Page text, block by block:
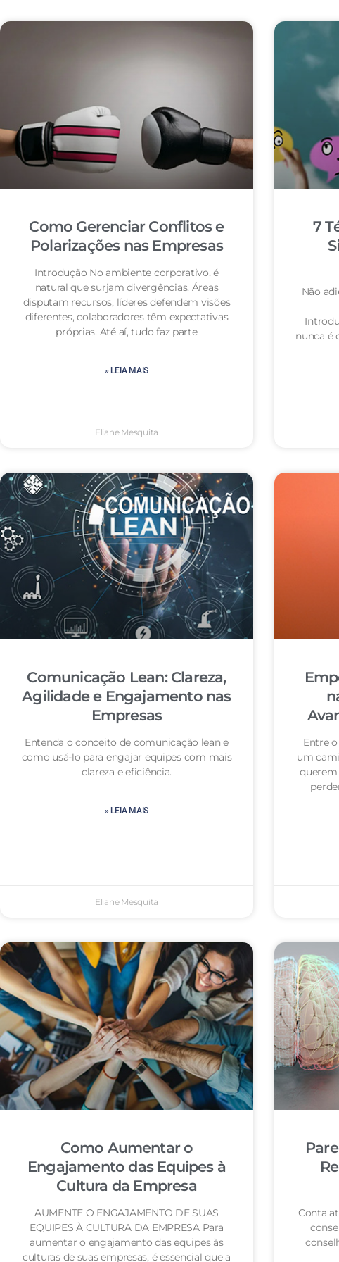
Como Gerenciar Conflitos e
Polarizações nas Empresas
Introdução No ambiente corporativo, é
natural que surjam divergências. Áreas
disputam recursos, líderes defendem visões
diferentes, colaboradores têm expectativas
próprias. Até aí, tudo faz parte
» LEIA MAIS
Eliane Mesquita
7
Não
nunca é
Comunicação Lean: Clareza,
Agilidade e Engajamento nas
Empresas
Entenda o conceito de comunicação lean e
como usá-lo para engajar equipes com mais
clareza e eficiência.
» LEIA MAIS
Eliane Mesquita
Entre
um
Como Aumentar o
Engajamento das Equipes à
Cultura da Empresa
AUMENTE O ENGAJAMENTO DE SUAS
EQUIPES À CULTURA DA EMPRESA Para
aumentar o engajamento das equipes às
culturas de suas empresas, é essencial que a
Conta